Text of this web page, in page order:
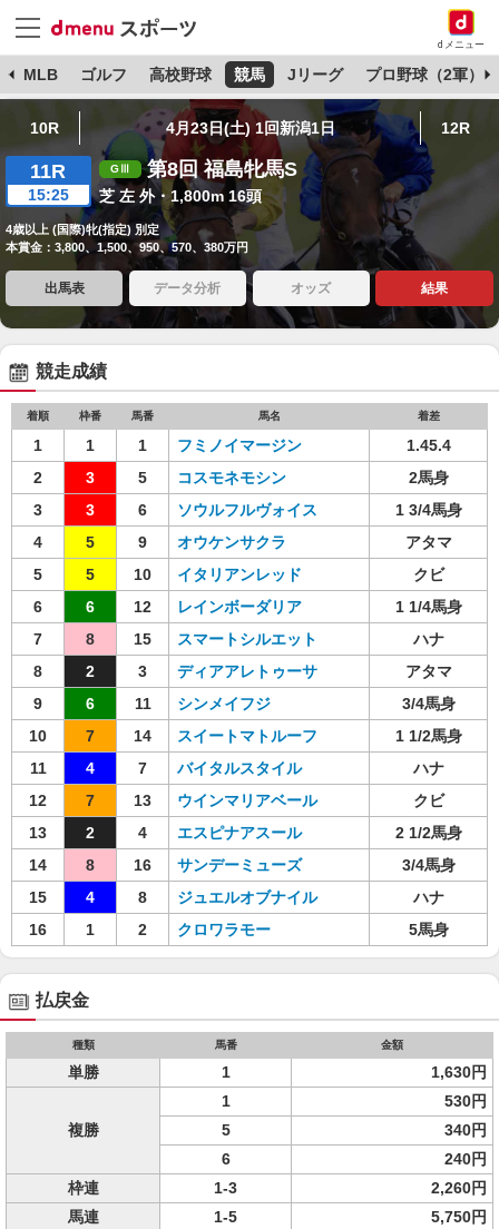
dメニュー
MLB ゴルフ 高校野球 競馬 Jリーグ プロ野球（2軍）
10R 4月23日(土) 1回新潟1日 12R
11R
15:25
第8回 福島牝馬S
芝 左 外・1,800m 16頭
4歳以上 (国際)牝(指定) 別定
本賞金：3,800、1,500、950、570、380万円
出馬表 データ分析 オッズ 結果
競走成績
着順 枠番 馬番 馬名 着差
1 1 1 フミノイマージン
1.45.4
2
3 5 コスモネモシン
2馬身
3
3 6 ソウルフルヴォイス
1 3/4馬身
4
5 9 オウケンサクラ
アタマ
5
5 10 イタリアンレッド
クビ
6
6 12 レインボーダリア
1 1/4馬身
7
8 15 スマートシルエット
ハナ
8
2 3 ディアアレトゥーサ
アタマ
9
6 11 シンメイフジ
3/4馬身
10
7 14 スイートマトルーフ
1 1/2馬身
11
4 7 バイタルスタイル
ハナ
12
7 13 ウインマリアベール
クビ
13
2 4 エスピナアスール
2 1/2馬身
14
8 16 サンデーミューズ
3/4馬身
15
4 8 ジュエルオブナイル
ハナ
16
1 2 クロワラモー 5馬身
払戻金
種類 馬番 金額
単勝 1 1,630円
複勝
1
530円
5
340円
6
240円
枠連
1-3
2,260円
馬連
1-5 5,750円